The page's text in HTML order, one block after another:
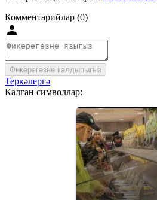
Комментарийлар (0)
Фикерегезне калдырыгыз
Теркәлергә
Калган символлар: